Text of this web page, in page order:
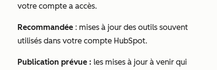
votre compte a accès.
Recommandée : mises à jour des outils souvent
utilisés dans votre compte HubSpot.
Publication prévue : les mises à jour à venir qui